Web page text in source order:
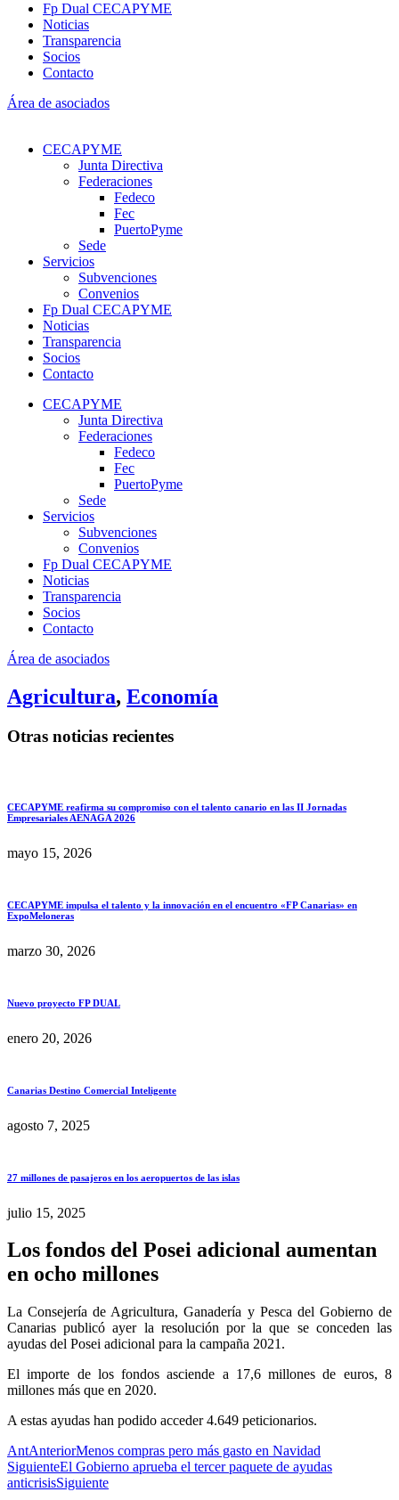
Fp Dual CECAPYME
Noticias
Transparencia
Socios
Contacto
Área de asociados
CECAPYME
Junta Directiva
Federaciones
Fedeco
Fec
PuertoPyme
Sede
Servicios
Subvenciones
Convenios
Fp Dual CECAPYME
Noticias
Transparencia
Socios
Contacto
CECAPYME
Junta Directiva
Federaciones
Fedeco
Fec
PuertoPyme
Sede
Servicios
Subvenciones
Convenios
Fp Dual CECAPYME
Noticias
Transparencia
Socios
Contacto
Área de asociados
Agricultura, Economía
Otras noticias recientes
CECAPYME reafirma su compromiso con el talento canario en las II Jornadas
Empresariales AENAGA 2026
mayo 15, 2026
CECAPYME impulsa el talento y la innovación en el encuentro «FP Canarias» en
ExpoMeloneras
marzo 30, 2026
Nuevo proyecto FP DUAL
enero 20, 2026
Canarias Destino Comercial Inteligente
agosto 7, 2025
27 millones de pasajeros en los aeropuertos de las islas
julio 15, 2025
Los fondos del Posei adicional aumentan
en ocho millones
La Consejería de Agricultura, Ganadería y Pesca del Gobierno de
Canarias publicó ayer la resolución por la que se conceden las
ayudas del Posei adicional para la campaña 2021.
El importe de los fondos asciende a 17,6 millones de euros, 8
millones más que en 2020.
A estas ayudas han podido acceder 4.649 peticionarios.
AntAnteriorMenos compras pero más gasto en Navidad
SiguienteEl Gobierno aprueba el tercer paquete de ayudas
anticrisisSiguiente